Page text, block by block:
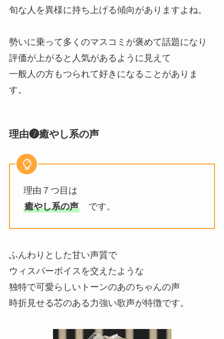
旬な人を異様に持ち上げる傾向がありますよね。
勢いに乗って多くのマスコミが褒めて話題になり
評価が上がると人気があるように見えて
一般人の方もつられて好きになることがありま
す。
理由❼癒やし系の声
理由７つ目は
癒やし系の声です。
ふんわりとした甘い声質で
ウィスパーボイスを交えたような
独特で可愛らしいトーンのあのちゃんの声
時折見せる芯のある力強い歌声が特徴です。